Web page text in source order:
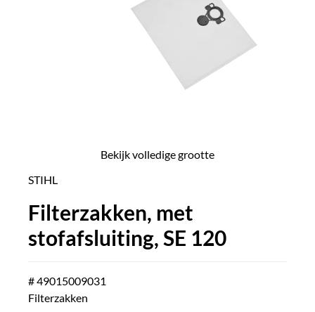
Bekijk volledige grootte
STIHL
Filterzakken, met
stofafsluiting, SE 120
# 49015009031
Filterzakken